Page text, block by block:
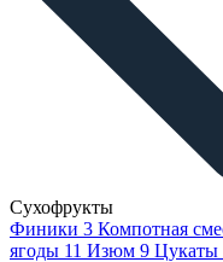
Сухофрукты
Финики 3 Компотная
ягоды 11 Изюм 9 Цукаты